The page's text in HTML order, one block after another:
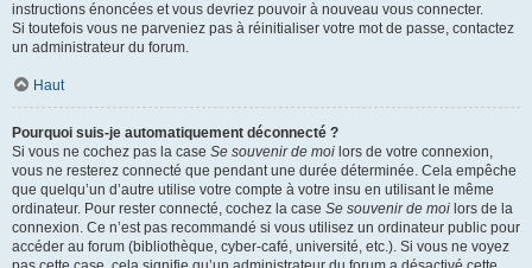
instructions énoncées et vous devriez pouvoir à nouveau vous connecter.
Si toutefois vous ne parveniez pas à réinitialiser votre mot de passe, contactez
un administrateur du forum.
Haut
Pourquoi suis-je automatiquement déconnecté ?
Si vous ne cochez pas la case Se souvenir de moi lors de votre connexion,
vous ne resterez connecté que pendant une durée déterminée. Cela empêche
que quelqu’un d’autre utilise votre compte à votre insu en utilisant le même
ordinateur. Pour rester connecté, cochez la case Se souvenir de moi lors de la
connexion. Ce n’est pas recommandé si vous utilisez un ordinateur public pour
accéder au forum (bibliothèque, cyber-café, université, etc.). Si vous ne voyez